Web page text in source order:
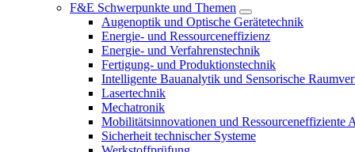
F&E Schwerpunkte und Themen
Augenoptik und Optische Gerätetechnik
Energie- und Ressourceneffizienz
Energie- und Verfahrenstechnik
Fertigung- und Produktionstechnik
Intelligente Bauanalytik und Sensorische
Lasertechnik
Mechatronik
Mobilitätsinnovationen und Ressourceneffiziente
Sicherheit technischer Systeme